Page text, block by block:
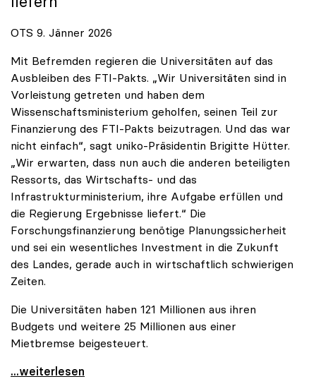
OTS 9. Jänner 2026
Mit Befremden regieren die Universitäten auf das
Ausbleiben des FTI-Pakts. „Wir Universitäten sind in
Vorleistung getreten und haben dem
Wissenschaftsministerium geholfen, seinen Teil zur
Finanzierung des FTI-Pakts beizutragen. Und das war
nicht einfach“, sagt uniko-Präsidentin Brigitte Hütter.
„Wir erwarten, dass nun auch die anderen beteiligten
Ressorts, das Wirtschafts- und das
Infrastrukturministerium, ihre Aufgabe erfüllen und
die Regierung Ergebnisse liefert.“ Die
Forschungsfinanzierung benötige Planungssicherheit
und sei ein wesentliches Investment in die Zukunft
des Landes, gerade auch in wirtschaftlich schwierigen
Zeiten.
Die Universitäten haben 121 Millionen aus ihren
Budgets und weitere 25 Millionen aus einer
Mietbremse beigesteuert.
„Verzögerung unverständlich“: Universitäten
...weiterlesen